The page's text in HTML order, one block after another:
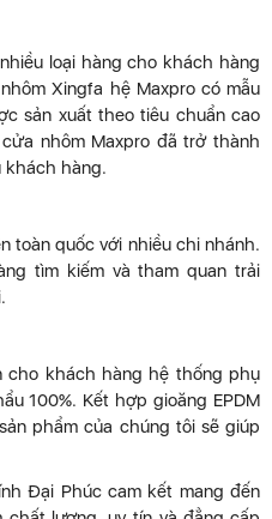
loại hàng cho khách hàng
Xingfa hệ Maxpro có mẫu
sản xuất theo tiêu chuẩn cao
nhôm Maxpro đã trở thành
khách hàng.
toàn quốc với nhiều chi nhánh.
tìm kiếm và tham quan trải
cho khách hàng hệ thống phụ
100%. Kết hợp gioăng EPDM
phẩm của chúng tôi sẽ giúp
Đại Phúc cam kết mang đến